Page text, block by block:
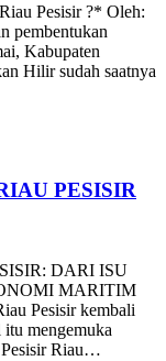
Pesisir ?* Oleh:
pembentukan
Kabupaten
Hilir sudah saatnya
PESISIR
DARI ISU
MARITIM
Pesisir kembali
mengemuka
Pesisir Riau…